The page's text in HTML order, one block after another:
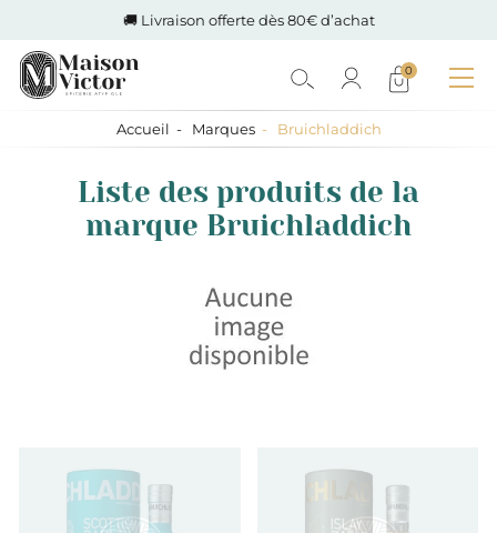
🚚 Livraison offerte dès 80€ d’achat
0
Accueil Marques Bruichladdich
Liste des produits de la
marque Bruichladdich